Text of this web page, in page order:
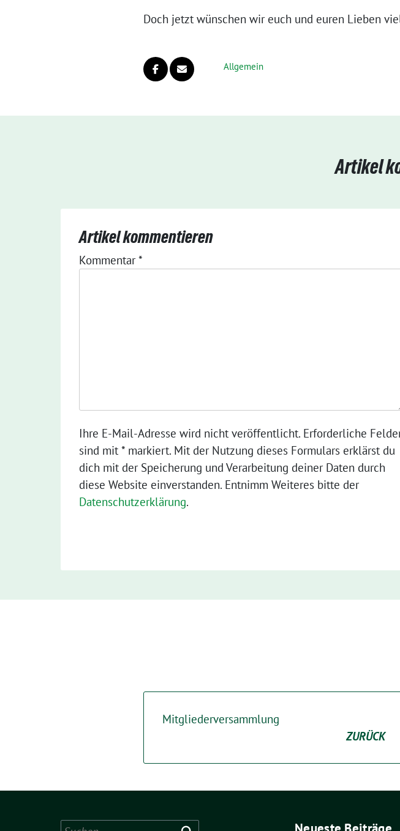
Doch jetzt wünschen wir euch und euren Lieben
Allgemein
Artikel
Artikel kommentieren
Kommentar*
Ihre E-Mail-Adresse wird nicht veröffentlicht. Erforderliche
sind mit * markiert. Mit der Nutzung dieses Formulars erklärst du
dich mit der Speicherung und Verarbeitung deiner Daten durch
diese Website einverstanden. Entnimm Weiteres bitte der
Datenschutzerklärung.
Mitgliederversammlung
ZURÜCK
Suchen